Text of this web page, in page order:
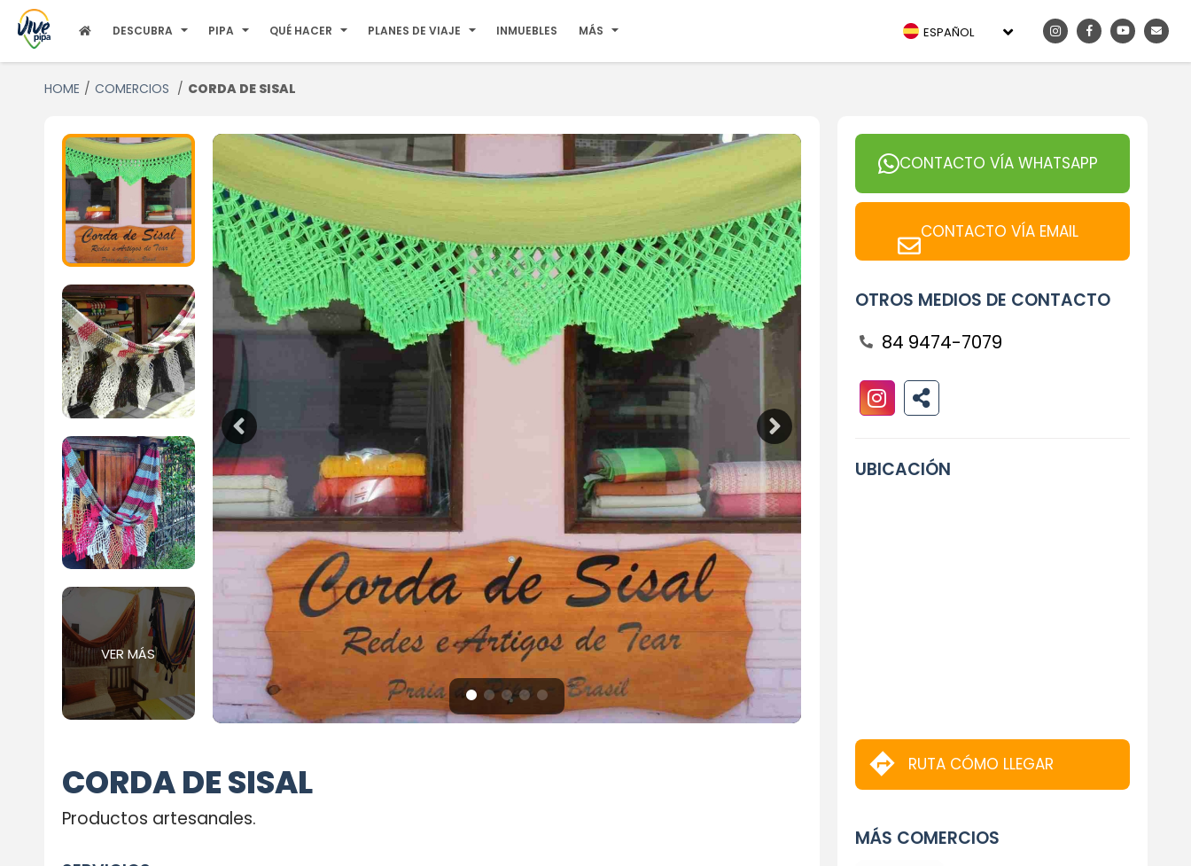
DESCUBRA PIPA QUÉ HACER PLANES DE VIAJE INMUEBLES MÁS ESPAÑOL
HOME COMERCIOS CORDA DE SISAL
VER MÁS
CORDA DE SISAL
Productos artesanales.
CONTACTO VÍA WHATSAPP
CONTACTO VÍA EMAIL
OTROS MEDIOS DE CONTACTO
84 9474-7079
UBICACIÓN
RUTA CÓMO LLEGAR
MÁS COMERCIOS